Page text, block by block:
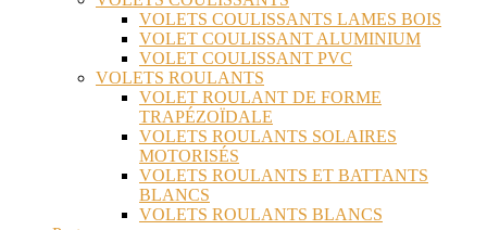
VOLETS COULISSANTS LAMES BOIS
VOLET COULISSANT ALUMINIUM
VOLET COULISSANT PVC
VOLETS ROULANTS
VOLET ROULANT DE FORME
TRAPÉZOÏDALE
VOLETS ROULANTS SOLAIRES
MOTORISÉS
VOLETS ROULANTS ET BATTANTS
BLANCS
VOLETS ROULANTS BLANCS